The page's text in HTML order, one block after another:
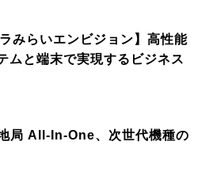
みらいエンビジョン】高性能
ムと端末で実現するビジネス
局 All-In-One、次世代機種の